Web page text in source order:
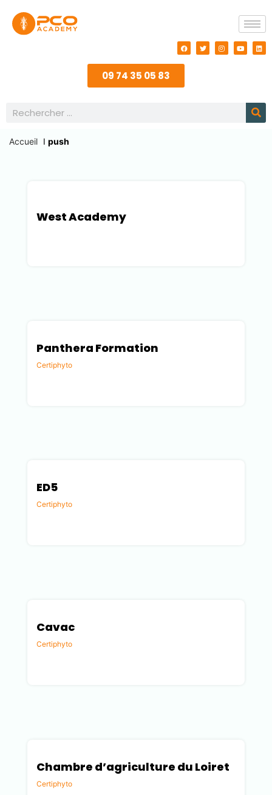
09 74 35 05 83
Accueil I push
West Academy
Panthera Formation
Certiphyto
ED5
Certiphyto
Cavac
Certiphyto
Chambre d’agriculture du Loiret
Certiphyto